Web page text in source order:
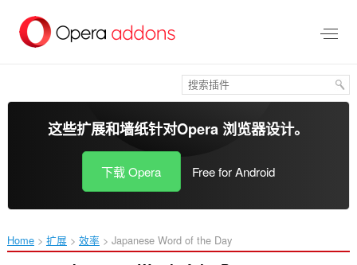
这些扩展和墙纸针对Opera 浏览器设计。
下载 Opera Free for Android
Home 扩展 效率 Japanese Word of the Day‎